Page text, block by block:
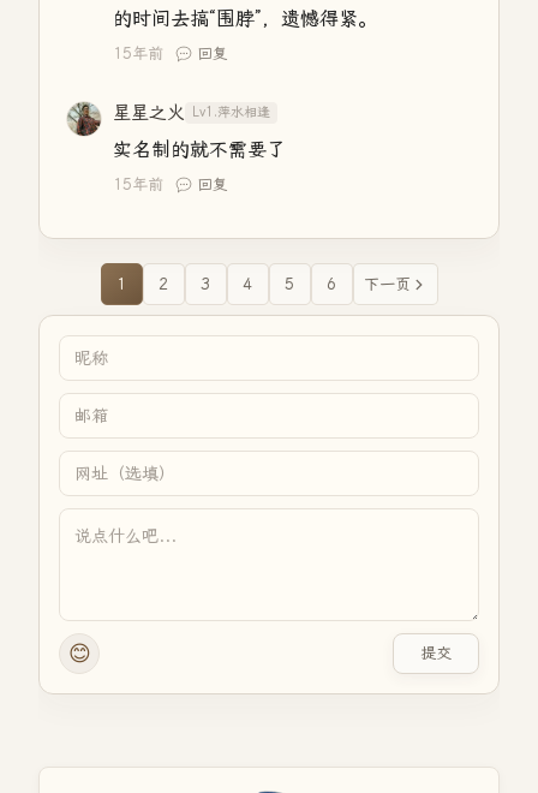
的时间去搞“围脖”，遗憾得紧。
15年前 回复
星星之火 Lv1.萍水相逢
实名制的就不需要了
15年前 回复
1 2 3 4 5 6 下一页
😊 提交